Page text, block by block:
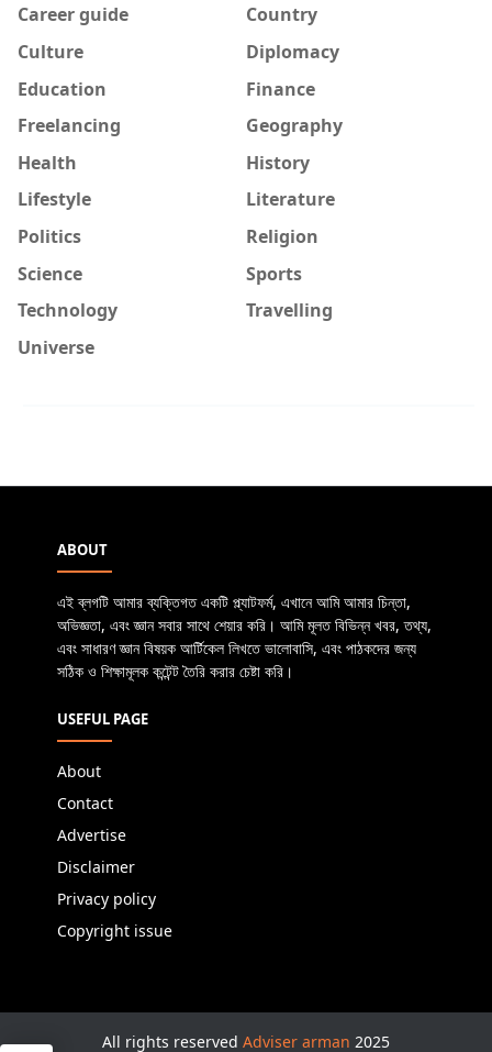
Career guide
Country
Culture
Diplomacy
Education
Finance
Freelancing
Geography
Health
History
Lifestyle
Literature
Politics
Religion
Science
Sports
Technology
Travelling
Universe
ABOUT
এই ব্লগটি আমার ব্যক্তিগত একটি প্ল্যাটফর্ম, এখানে আমি আমার চিন্তা,
অভিজ্ঞতা, এবং জ্ঞান সবার সাথে শেয়ার করি। আমি মূলত বিভিন্ন খবর, তথ্য,
এবং সাধারণ জ্ঞান বিষয়ক আর্টিকেল লিখতে ভালোবাসি, এবং পাঠকদের জন্য
সঠিক ও শিক্ষামূলক কন্টেন্ট তৈরি করার চেষ্টা করি।
USEFUL PAGE
About
Contact
Advertise
Disclaimer
Privacy policy
Copyright issue
All rights reserved Adviser arman 2025